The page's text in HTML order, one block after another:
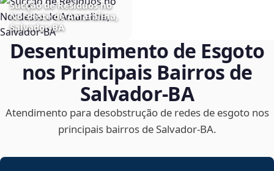
Sucção de Resíduos no
Nordeste de Amaralina,
Salvador‑BA
Desentupimento de Esgoto
nos Principais Bairros de
Salvador‑BA
Atendimento para desobstrução de redes de esgoto nos
principais bairros de Salvador‑BA.